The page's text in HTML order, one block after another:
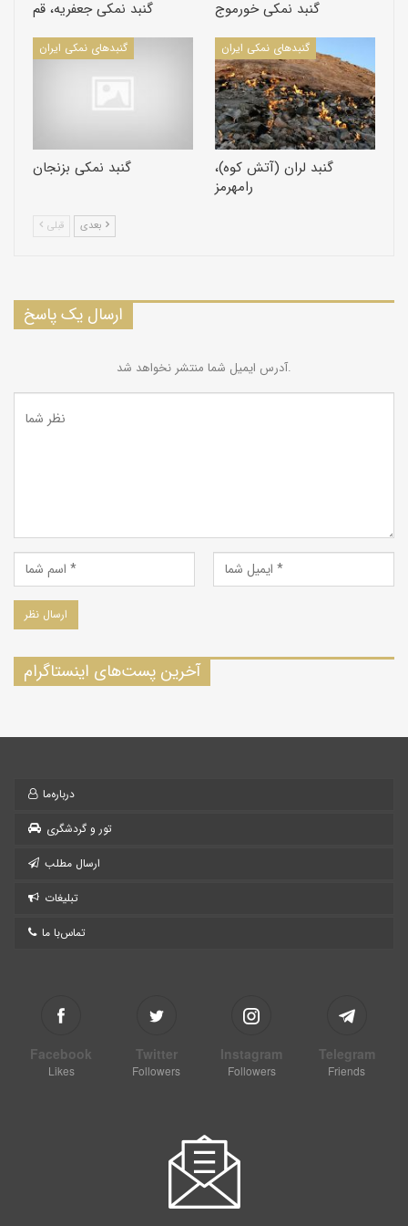
گنبد نمکی جعفریه، قم گنبد نمکی خورموج
گنبد‌های نمکی ایران
گنبد نمکی بزنجان
گنبد‌های نمکی ایران
گنبد لران (آتش کوه)،
رامهرمز
قبلی
ارسال یک پاسخ
آدرس ایمیل شما منتشر نخواهد شد.
آخرین پست‌های اینستاگرام
درباره‌ما
تور و گردشگری
ارسال مطلب
تبلیغات
تماس‌با ما
Facebook
Likes
Twitter
Followers
Instagram
Followers
Telegram
Friends